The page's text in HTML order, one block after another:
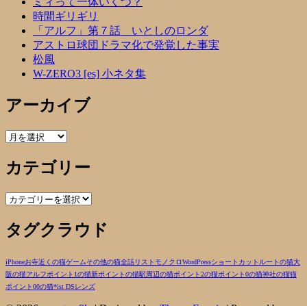
時間ギリギリ
「アルフ」第７話 いとしのロンダ
アストロ球団ドラマ化で発覚した事実
松風
W-ZERO3 [es] 小ネタ集
アーカイブ
ア
カ
イ
ブ
カテゴリー
カ
ゴ
リ
タグクラウド
iPhoneお寺近くの猫ゲームその他の猫全話リストモノクロWordPressショートカットルートの猫大
阪の猫アルフポイント1の猫新ポイントの猫駅周辺の猫ポイント2の猫ポイント0の猫神社の猫猫
ポイント00の猫*ist DSレンズ